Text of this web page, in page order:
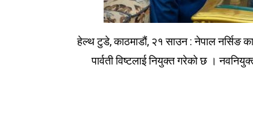
हेल्थ टुडे, काठमाडौं, २१ साउन : नेपाल नर्सिङ
पार्वती विष्टलाई नियुक्त गरेको छ ।